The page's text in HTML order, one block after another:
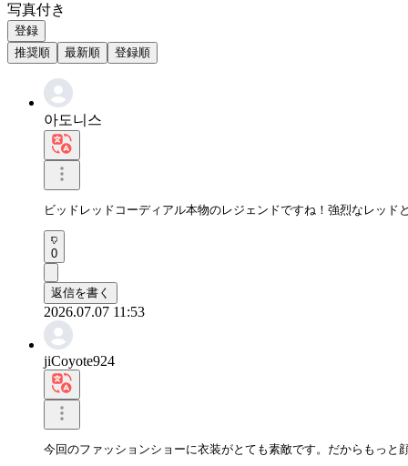
写真付き
登録
推奨順
最新順 登録順
아도니스
ビッドレッドコーディアル本物のレジェンドですね！強烈なレッ
0
返信を書く
2026.07.07 11:53
jiCoyote924
今回のファッションショーに衣装がとても素敵です。だからもっと